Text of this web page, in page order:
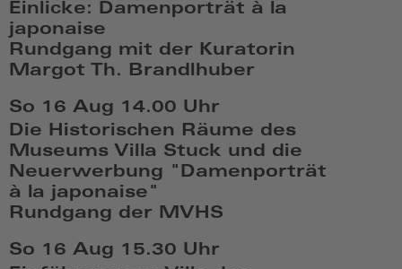
9
2026,
15:08
Einlicke: Damenporträt à la
japonaise
Rundgang mit der Kuratorin
Margot Th. Brandlhuber
Aug
12
2026,
17:08
So 16 Aug 14.00 Uhr
Die Historischen Räume des
Museums Villa Stuck und die
Neuerwerbung "Damenporträt
à la japonaise"
Rundgang der MVHS
Aug
So 16 Aug 15.30 Uhr